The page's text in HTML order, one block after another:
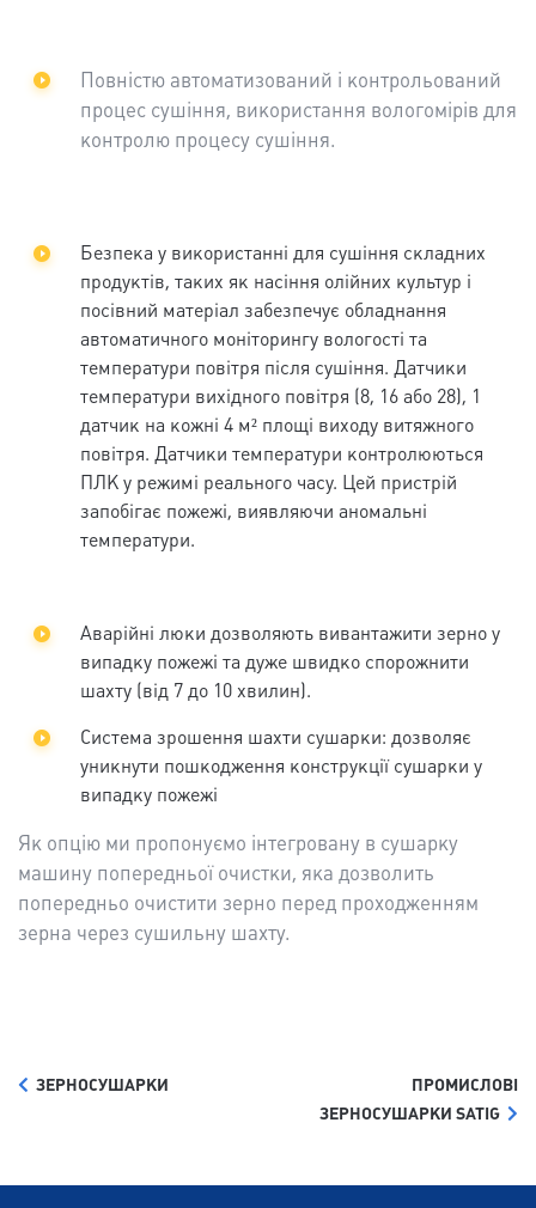
Повністю автоматизований і контрольований
процес сушіння, використання вологомірів для
контролю процесу сушіння.
Безпека у використанні для сушіння складних
продуктів, таких як насіння олійних культур і
посівний матеріал забезпечує обладнання
автоматичного моніторингу вологості та
температури повітря після сушіння. Датчики
температури вихідного повітря (8, 16 або 28), 1
датчик на кожні 4 м² площі виходу витяжного
повітря. Датчики температури контролюються
ПЛК у режимі реального часу. Цей пристрій
запобігає пожежі, виявляючи аномальні
температури.
Аварійні люки дозволяють вивантажити зерно у
випадку пожежі та дуже швидко спорожнити
шахту (від 7 до 10 хвилин).
Система зрошення шахти сушарки: дозволяє
уникнути пошкодження конструкції сушарки у
випадку пожежі
Як опцію ми пропонуємо інтегровану в сушарку
машину попередньої очистки, яка дозволить
попередньо очистити зерно перед проходженням
зерна через сушильну шахту.
ЗЕРНОСУШАРКИ
ПРОМИСЛОВІ
ЗЕРНОСУШАРКИ SATIG